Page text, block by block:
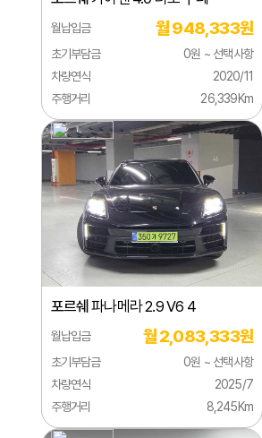
롤스로이스
링컨
마세라티
마이바흐
마쯔다
맥라렌
미쯔비시
미쯔오카
벤틀리
부가티
북기은상
뷰익
월납입금 월 948,333원
초기부담금
0원 ~ 선택사항
차량연식
2020/11
주행거리
26,339Km
포르쉐 파나메라 2.9 V6 4
월납입금 월 2,083,333원
초기부담금
0원 ~ 선택사항
차량연식
2025/7
주행거리
8,245Km